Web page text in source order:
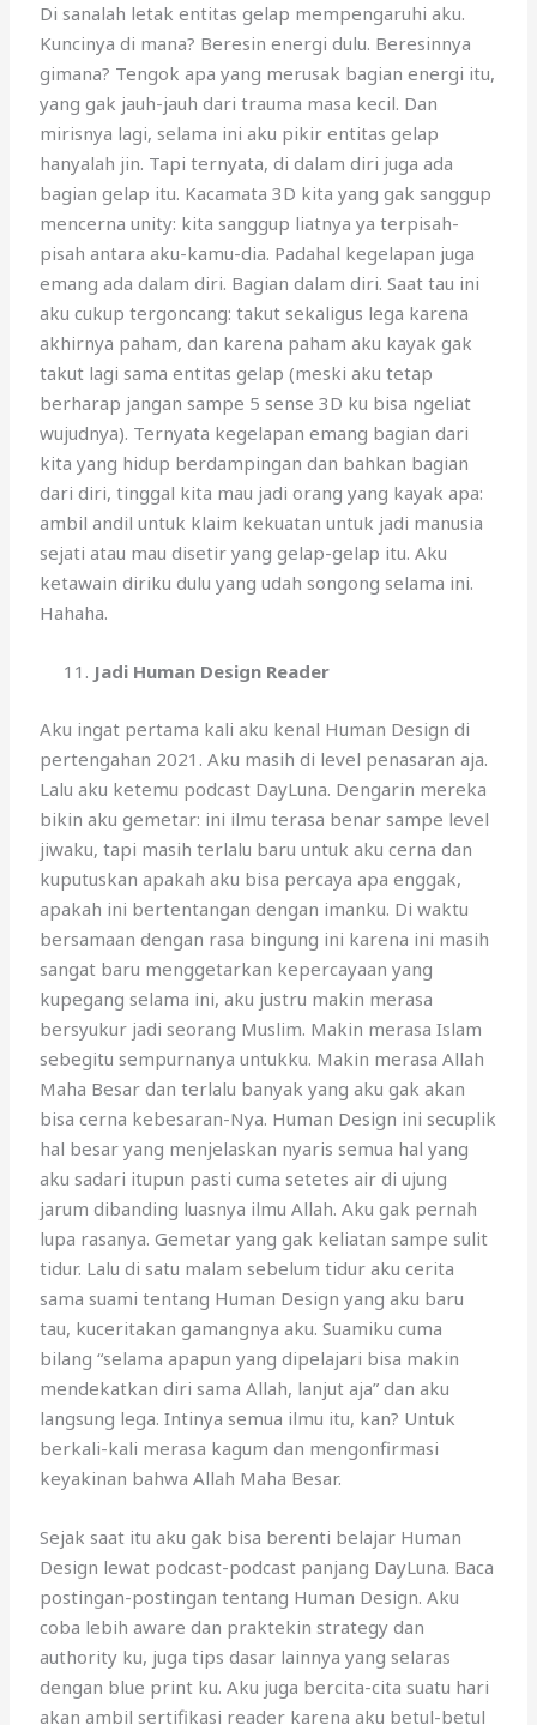
Di sanalah letak entitas gelap mempengaruhi aku.
Kuncinya di mana? Beresin energi dulu. Beresinnya
gimana? Tengok apa yang merusak bagian energi itu,
yang gak jauh-jauh dari trauma masa kecil. Dan
mirisnya lagi, selama ini aku pikir entitas gelap
hanyalah jin. Tapi ternyata, di dalam diri juga ada
bagian gelap itu. Kacamata 3D kita yang gak sanggup
mencerna unity: kita sanggup liatnya ya terpisah-
pisah antara aku-kamu-dia. Padahal kegelapan juga
emang ada dalam diri. Bagian dalam diri. Saat tau ini
aku cukup tergoncang: takut sekaligus lega karena
akhirnya paham, dan karena paham aku kayak gak
takut lagi sama entitas gelap (meski aku tetap
berharap jangan sampe 5 sense 3D ku bisa ngeliat
wujudnya). Ternyata kegelapan emang bagian dari
kita yang hidup berdampingan dan bahkan bagian
dari diri, tinggal kita mau jadi orang yang kayak apa:
ambil andil untuk klaim kekuatan untuk jadi manusia
sejati atau mau disetir yang gelap-gelap itu. Aku
ketawain diriku dulu yang udah songong selama ini.
Hahaha.
Jadi Human Design Reader
Aku ingat pertama kali aku kenal Human Design di
pertengahan 2021. Aku masih di level penasaran aja.
Lalu aku ketemu podcast DayLuna. Dengarin mereka
bikin aku gemetar: ini ilmu terasa benar sampe level
jiwaku, tapi masih terlalu baru untuk aku cerna dan
kuputuskan apakah aku bisa percaya apa enggak,
apakah ini bertentangan dengan imanku. Di waktu
bersamaan dengan rasa bingung ini karena ini masih
sangat baru menggetarkan kepercayaan yang
kupegang selama ini, aku justru makin merasa
bersyukur jadi seorang Muslim. Makin merasa Islam
sebegitu sempurnanya untukku. Makin merasa Allah
Maha Besar dan terlalu banyak yang aku gak akan
bisa cerna kebesaran-Nya. Human Design ini secuplik
hal besar yang menjelaskan nyaris semua hal yang
aku sadari itupun pasti cuma setetes air di ujung
jarum dibanding luasnya ilmu Allah. Aku gak pernah
lupa rasanya. Gemetar yang gak keliatan sampe sulit
tidur. Lalu di satu malam sebelum tidur aku cerita
sama suami tentang Human Design yang aku baru
tau, kuceritakan gamangnya aku. Suamiku cuma
bilang “selama apapun yang dipelajari bisa makin
mendekatkan diri sama Allah, lanjut aja” dan aku
langsung lega. Intinya semua ilmu itu, kan? Untuk
berkali-kali merasa kagum dan mengonfirmasi
keyakinan bahwa Allah Maha Besar.
Sejak saat itu aku gak bisa berenti belajar Human
Design lewat podcast-podcast panjang DayLuna. Baca
postingan-postingan tentang Human Design. Aku
coba lebih aware dan praktekin strategy dan
authority ku, juga tips dasar lainnya yang selaras
dengan blue print ku. Aku juga bercita-cita suatu hari
akan ambil sertifikasi reader karena aku betul-betul